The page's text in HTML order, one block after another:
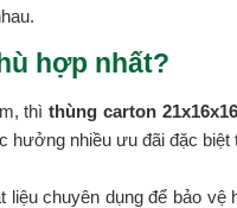
hợp nhất?
thìthùng carton 21x16x16
hưởng nhiều ưu đãi đặc biệt
liệu chuyên dụng để bảo